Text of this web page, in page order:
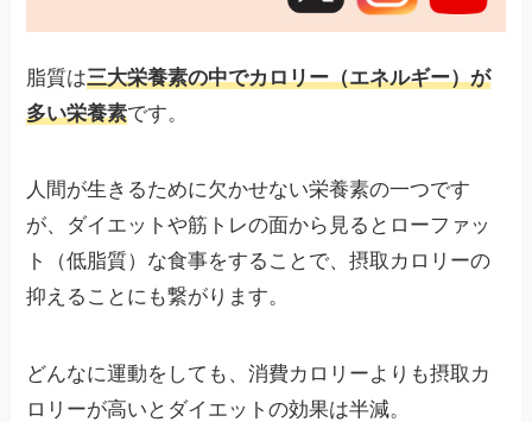
脂質は三大栄養素の中でカロリー（エネルギー）が
多い栄養素です。
人間が生きるために欠かせない栄養素の一つです
が、ダイエットや筋トレの面から見るとローファッ
ト（低脂質）な食事をすることで、摂取カロリーの
抑えることにも繋がります。
どんなに運動をしても、消費カロリーよりも摂取カ
ロリーが高いとダイエットの効果は半減。